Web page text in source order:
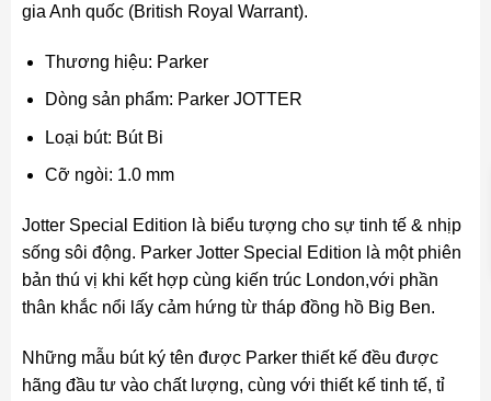
gia Anh quốc (British Royal Warrant).
Thương hiệu: Parker
Dòng sản phẩm: Parker JOTTER
Loại bút: Bút Bi
Cỡ ngòi: 1.0 mm
Jotter Special Edition là biểu tượng cho sự tinh tế & nhịp
sống sôi động. Parker Jotter Special Edition là một phiên
bản thú vị khi kết hợp cùng kiến trúc London,với phần
thân khắc nổi lấy cảm hứng từ tháp đồng hồ Big Ben.
Những mẫu bút ký tên được Parker thiết kế đều được
hãng đầu tư vào chất lượng, cùng với thiết kế tinh tế, tỉ